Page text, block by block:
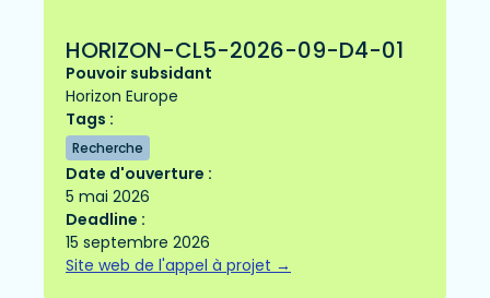
HORIZON-CL5-2026-09-D4-01
Pouvoir subsidant
Horizon Europe
Tags :
Recherche
Date d'ouverture :
5 mai 2026
Deadline :
15 septembre 2026
Site web de l'appel à projet →